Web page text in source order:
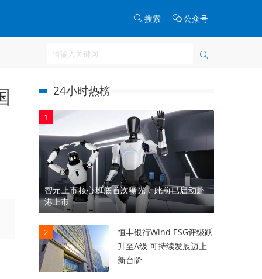
搜索 公众号
24小时热榜
1
智元上市核心班底首次曝光，此前已启动赴
港上市
2
恒丰银行Wind ESG评级跃
升至A级 可持续发展迈上
新台阶